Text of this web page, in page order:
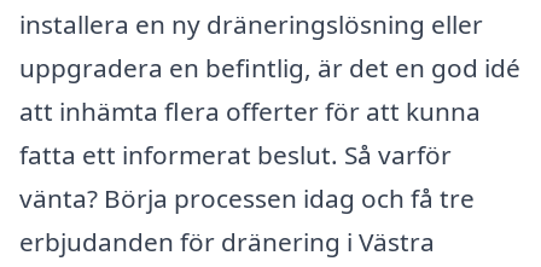
installera en ny dräneringslösning eller
uppgradera en befintlig, är det en god idé
att inhämta flera offerter för att kunna
fatta ett informerat beslut. Så varför
vänta? Börja processen idag och få tre
erbjudanden för dränering i Västra